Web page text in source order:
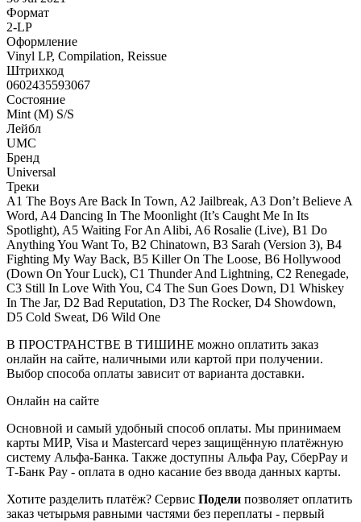
Формат
2-LP
Оформление
Vinyl LP, Compilation, Reissue
Штрихкод
0602435593067
Состояние
Mint (M) S/S
Лейбл
UMC
Бренд
Universal
Треки
A1 The Boys Are Back In Town, A2 Jailbreak, A3 Don’t Believe A
Word, A4 Dancing In The Moonlight (It’s Caught Me In Its
Spotlight), A5 Waiting For An Alibi, A6 Rosalie (Live), B1 Do
Anything You Want To, B2 Chinatown, B3 Sarah (Version 3), B4
Fighting My Way Back, B5 Killer On The Loose, B6 Hollywood
(Down On Your Luck), C1 Thunder And Lightning, C2 Renegade,
C3 Still In Love With You, C4 The Sun Goes Down, D1 Whiskey
In The Jar, D2 Bad Reputation, D3 The Rocker, D4 Showdown,
D5 Cold Sweat, D6 Wild One
В ПРОСТРАНСТВЕ В ТИШИНЕ можно оплатить заказ
онлайн на сайте, наличными или картой при получении.
Выбор способа оплаты зависит от варианта доставки.
Онлайн на сайте
Основной и самый удобный способ оплаты. Мы принимаем
карты МИР, Visa и Mastercard через защищённую платёжную
систему Альфа-Банка. Также доступны Альфа Pay, СберPay и
Т-Банк Pay - оплата в одно касание без ввода данных карты.
Хотите разделить платёж? Сервис Подели позволяет оплатить
заказ четырьмя равными частями без переплаты - первый